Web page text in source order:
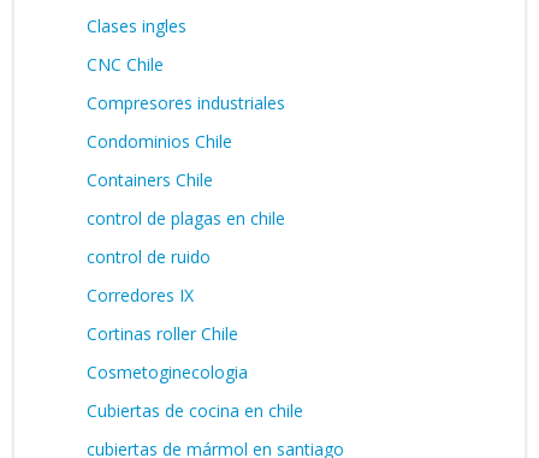
Clases ingles
CNC Chile
Compresores industriales
Condominios Chile
Containers Chile
control de plagas en chile
control de ruido
Corredores IX
Cortinas roller Chile
Cosmetoginecologia
Cubiertas de cocina en chile
cubiertas de mármol en santiago